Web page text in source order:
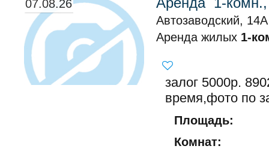
07.08.26
Автозаводский,
Аренда жилых 1-
залог 5000р.
время,фото по
Площадь:
Комнат: